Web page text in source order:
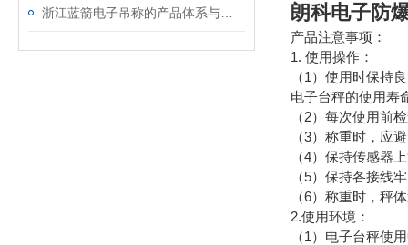
朗科电子防
产品注意事项：
1. 使用操作：
（1）使用时保持
电子台秤的使用寿
（2）每次使用前
（3）称重时，应
（4）保持传感器
（5）保持各接线
（6）称重时，秤
2.使用环境：
（1）电子台秤使